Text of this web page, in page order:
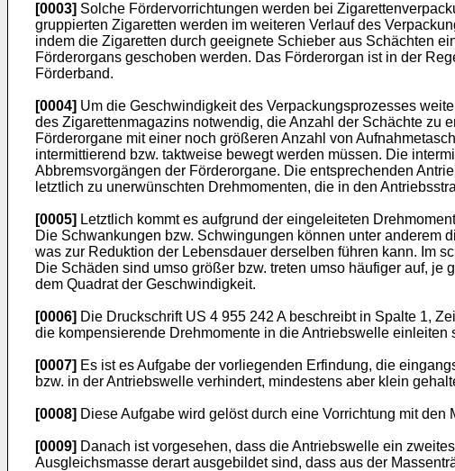
[0003] Solche Fördervorrichtungen werden bei
gruppierten Zigaretten werden im weiteren Verlauf des
indem die Zigaretten durch geeignete Schieber aus Schächten
Förderorgans geschoben werden. Das Förderorgan ist in der
Förderband.
[0004] Um die Geschwindigkeit des Verpackungsprozesses
des Zigarettenmagazins notwendig, die Anzahl der Schächte zu
Förderorgane mit einer noch größeren Anzahl von
intermittierend bzw. taktweise bewegt werden müssen. Die
Abbremsvorgängen der Förderorgane. Die entsprechenden
letztlich zu unerwünschten Drehmomenten, die in den
[0005] Letztlich kommt es aufgrund der eingeleiteten
Die Schwankungen bzw. Schwingungen können unter anderem
was zur Reduktion der Lebensdauer derselben führen kann. Im
Die Schäden sind umso größer bzw. treten umso häufiger auf,
dem Quadrat der Geschwindigkeit.
[0006] Die Druckschrift US 4 955 242 Abeschreibt in Spalte 1,
die kompensierende Drehmomente in die Antriebswelle einleiten
[0007] Es ist es Aufgabe der vorliegenden Erfindung, die
bzw. in der Antriebswelle verhindert, mindestens aber klein
[0008] Diese Aufgabe wird gelöst durch eine Vorrichtung mit den
[0009] Danach ist vorgesehen, dass die Antriebswelle ein
Ausgleichsmasse derart ausgebildet sind, dass aus der